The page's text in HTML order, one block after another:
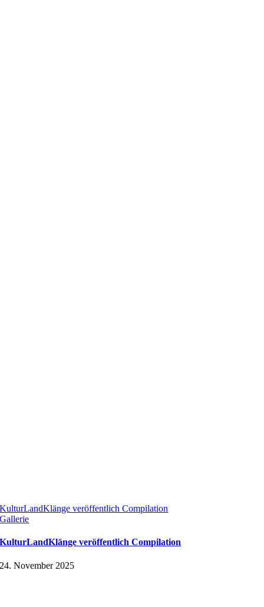
KulturLandKlänge veröffentlich Compilation
Gallerie
KulturLandKlänge veröffentlich Compilation
24. November 2025